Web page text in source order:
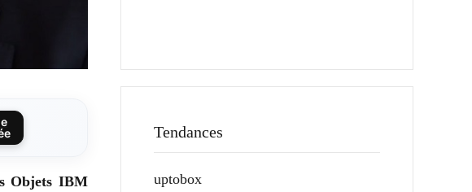
Objets IBM
Tendances
uptobox